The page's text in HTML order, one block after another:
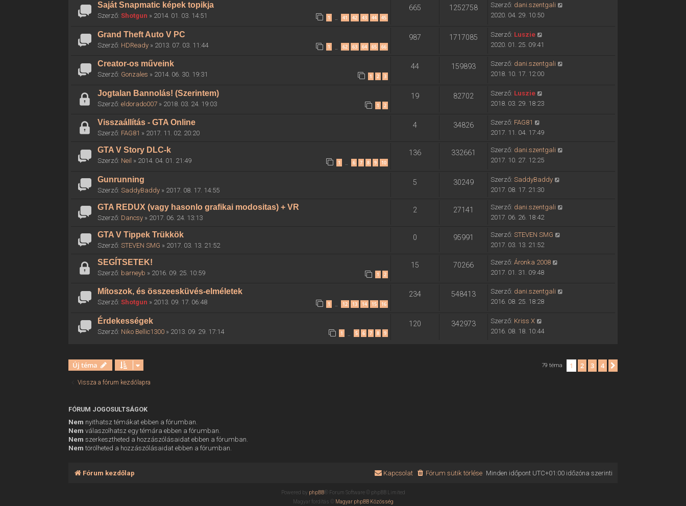
Saját Snapmatic képek topikja
Szerző:Shotgun » 2014. 01. 03. 14:51 1 … 41 42 43 44 45
665 1252758 Szerző: dani.szentgali
2020. 04. 29. 10:50
Grand Theft Auto V PC
Szerző: HDReady » 2013. 07. 03. 11:44 1 62 63 64 65 66
987 1717085 Szerző: Luszie
2020. 01. 25. 09:41
Creator-os műveink
Szerző: Gonzales » 2014. 06. 30. 19:31 1 2 3
44 159893 Szerző: dani.szentgali
2018. 10. 17. 12:00
Jogtalan Bannolás! (Szerintem)
Szerző:eldorado007 » 2018. 03. 24. 19:03 1 2
19 82702 Szerző: Luszie
2018. 03. 29. 18:23
Visszaállítás - GTA Online
Szerző: FAG81 » 2017. 11. 02. 20:20
4 34826 Szerző: FAG81
2017. 11. 04. 17:49
GTA V Story DLC-k
Szerző: Neil » 2014. 04. 01. 21:49 1 … 6 7 8 9 10
136 332661 Szerző: dani.szentgali
2017. 10. 27. 12:25
Gunrunning
Szerző:SaddyBaddy » 2017. 08. 17. 14:55
5 30249 Szerző: SaddyBaddy
2017. 08. 17. 21:30
GTA REDUX (vagy hasonlo grafikai modositas) + VR
Szerző: Dancsy » 2017. 06. 24. 13:13
2 27141 Szerző: dani.szentgali
2017. 06. 26. 18:42
GTA V Tippek Trükkök
Szerző:STEVEN SMG » 2017. 03. 13. 21:52
0 95991 Szerző: STEVEN SMG
2017. 03. 13. 21:52
SEGÍTSETEK!
Szerző: barneyb » 2016. 09. 25. 10:59 1 2
15 70266 Szerző: Áronka 2008
2017. 01. 31. 09:48
Mítoszok, és összeesküvés-elméletek
Szerző:Shotgun » 2013. 09. 17. 06:48 1 … 12 13 14 15 16
234 548413 Szerző: dani.szentgali
2016. 08. 25. 18:28
Érdekességek
Szerző: Niko Bellic1300 » 2013. 09. 29. 17:14 1 5 6 7 8 9
120 342973 Szerző: Kriss X
2016. 08. 18. 10:44
Új téma 79 téma 1 2 3 4
Vissza a fórum kezdőlapra
FÓRUM JOGOSULTSÁGOK
Nem nyithatsz témákat ebben a fórumban.
Nem válaszolhatsz egy témára ebben a fórumban.
Nem szerkesztheted a hozzászólásaidat ebben a fórumban.
Nem törölheted a hozzászólásaidat ebben a fórumban.
Fórum kezdőlap Minden időpont UTC+01:00időzóna szerinti
Fórum sütik törlése
Kapcsolat
Powered by phpBB® Forum Software © phpBB Limited
Magyar fordítás © Magyar phpBB Közösség